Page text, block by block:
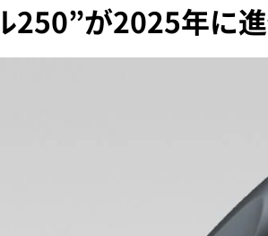
250”が2025年に